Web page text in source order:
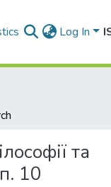
Log In
та
10